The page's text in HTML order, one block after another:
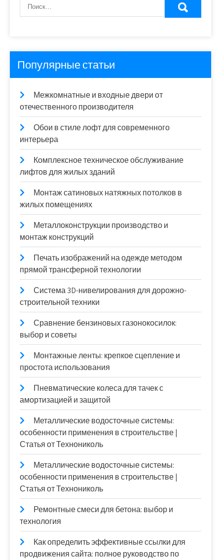
Популярные статьи
Межкомнатные и входные двери от
отечественного производителя
Обои в стиле лофт для современного
интерьера
Комплексное техническое обслуживание
лифтов для жилых зданий
Монтаж сатиновых натяжных потолков в
жилых помещениях
Металлоконструкции производство и
монтаж конструкций
Печать изображений на одежде методом
прямой трансферной технологии
Система 3D-нивелирования для дорожно-
строительной техники
Сравнение бензиновых газонокосилок:
выбор и советы
Монтажные ленты: крепкое сцепление и
простота использования
Пневматические колеса для тачек с
амортизацией и защитой
Металлические водосточные системы:
особенности применения в строительстве |
Статья от Технониколь
Металлические водосточные системы:
особенности применения в строительстве |
Статья от Технониколь
Ремонтные смеси для бетона: выбор и
технология
Как определить эффективные ссылки для
продвижения сайта: полное руководство по